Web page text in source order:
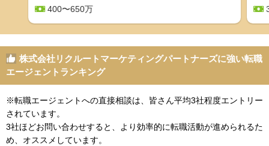
400〜650万
株式会社リクルートマーケティングパートナーズに強い転職
エージェントランキング
※転職エージェントへの直接相談は、皆さん平均3社程度エントリー
されています。
3社ほどお問い合わせすると、より効率的に転職活動が進められるた
め、オススメしています。